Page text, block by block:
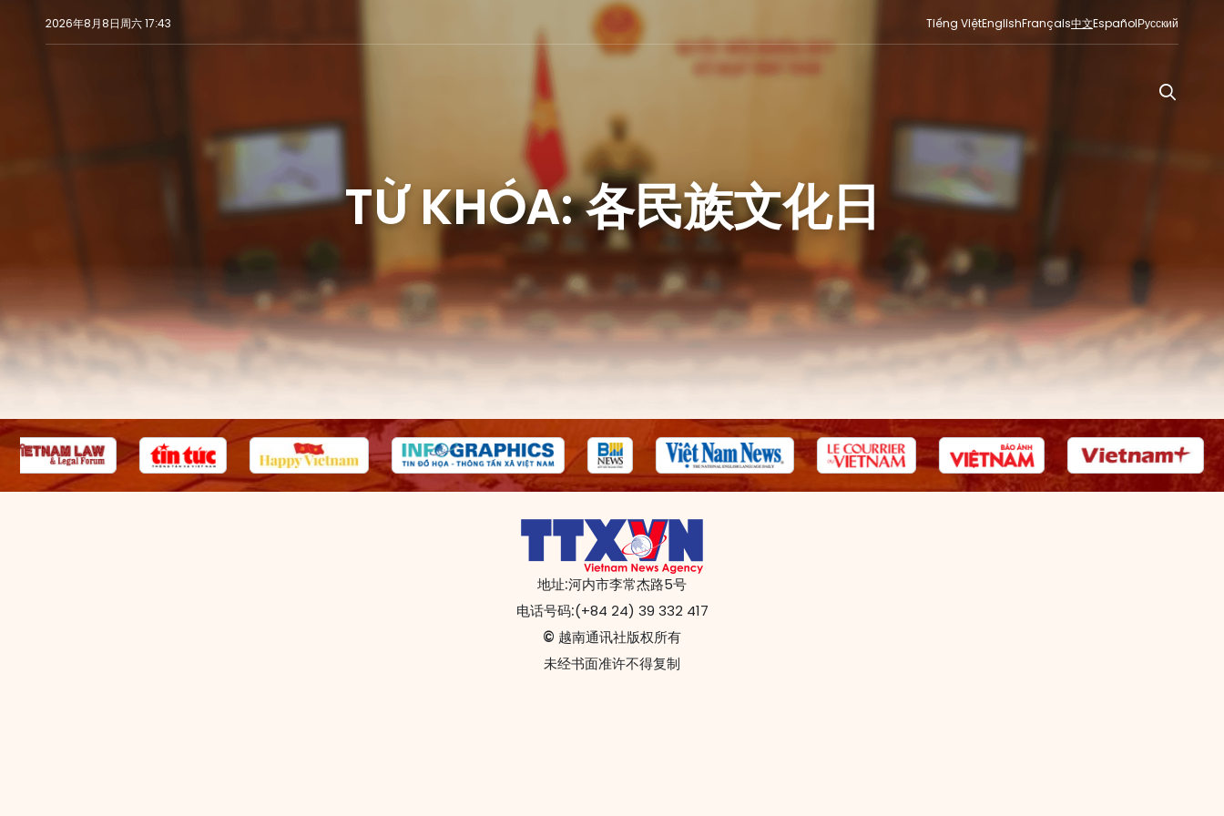
2026年8月8日周六 17:43 Tiếng ViệtEnglishFrançais中文EspañolРусский
TỪ KHÓA: 各民族文化日
地址:河内市李常杰路5号
电话号码:(+84 24) 39 332 417
© 越南通讯社版权所有
未经书面准许不得复制